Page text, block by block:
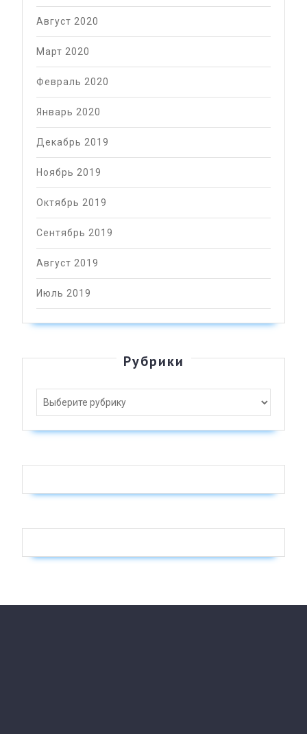
Август 2020
Март 2020
Февраль 2020
Январь 2020
Декабрь 2019
Ноябрь 2019
Октябрь 2019
Сентябрь 2019
Август 2019
Июль 2019
Рубрики